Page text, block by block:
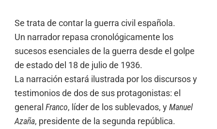
Se trata de contar la guerra civil española.
Un narrador repasa cronológicamente los
sucesos esenciales de la guerra desde el golpe
de estado del 18 de julio de 1936.
La narración estará ilustrada por los discursos y
testimonios de dos de sus protagonistas: el
general Franco, líder de los sublevados, yManuel
Azaña, presidente de la segunda república.